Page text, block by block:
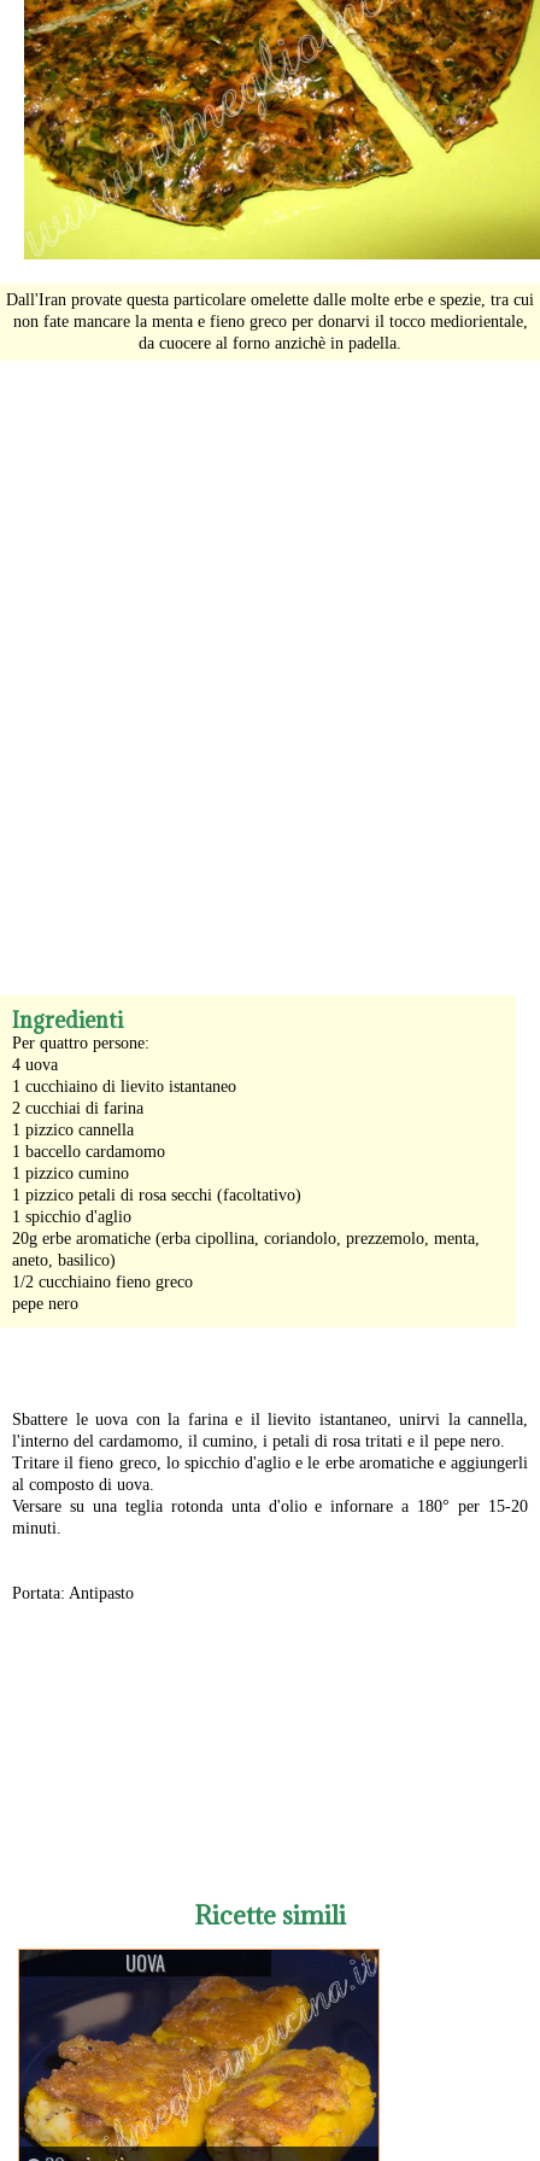
Dall'Iran provate questa particolare omelette dalle molte erbe e spezie, tra cui
non fate mancare la menta e fieno greco per donarvi il tocco mediorientale,
da cuocere al forno anzichè in padella.
Ingredienti
Per quattro persone:
4 uova
1 cucchiaino di lievito istantaneo
2 cucchiai di farina
1 pizzico cannella
1 baccello cardamomo
1 pizzico cumino
1 pizzico petali di rosa secchi (facoltativo)
1 spicchio d'aglio
20g erbe aromatiche (erba cipollina, coriandolo, prezzemolo, menta,
aneto, basilico)
1/2 cucchiaino fieno greco
pepe nero
Sbattere le uova con la farina e il lievito istantaneo, unirvi la cannella,
l'interno del cardamomo, il cumino, i petali di rosa tritati e il pepe nero.
Tritare il fieno greco, lo spicchio d'aglio e le erbe aromatiche e aggiungerli
al composto di uova.
Versare su una teglia rotonda unta d'olio e infornare a 180° per 15-20
minuti.
Portata: Antipasto
Ricette simili
UOVA